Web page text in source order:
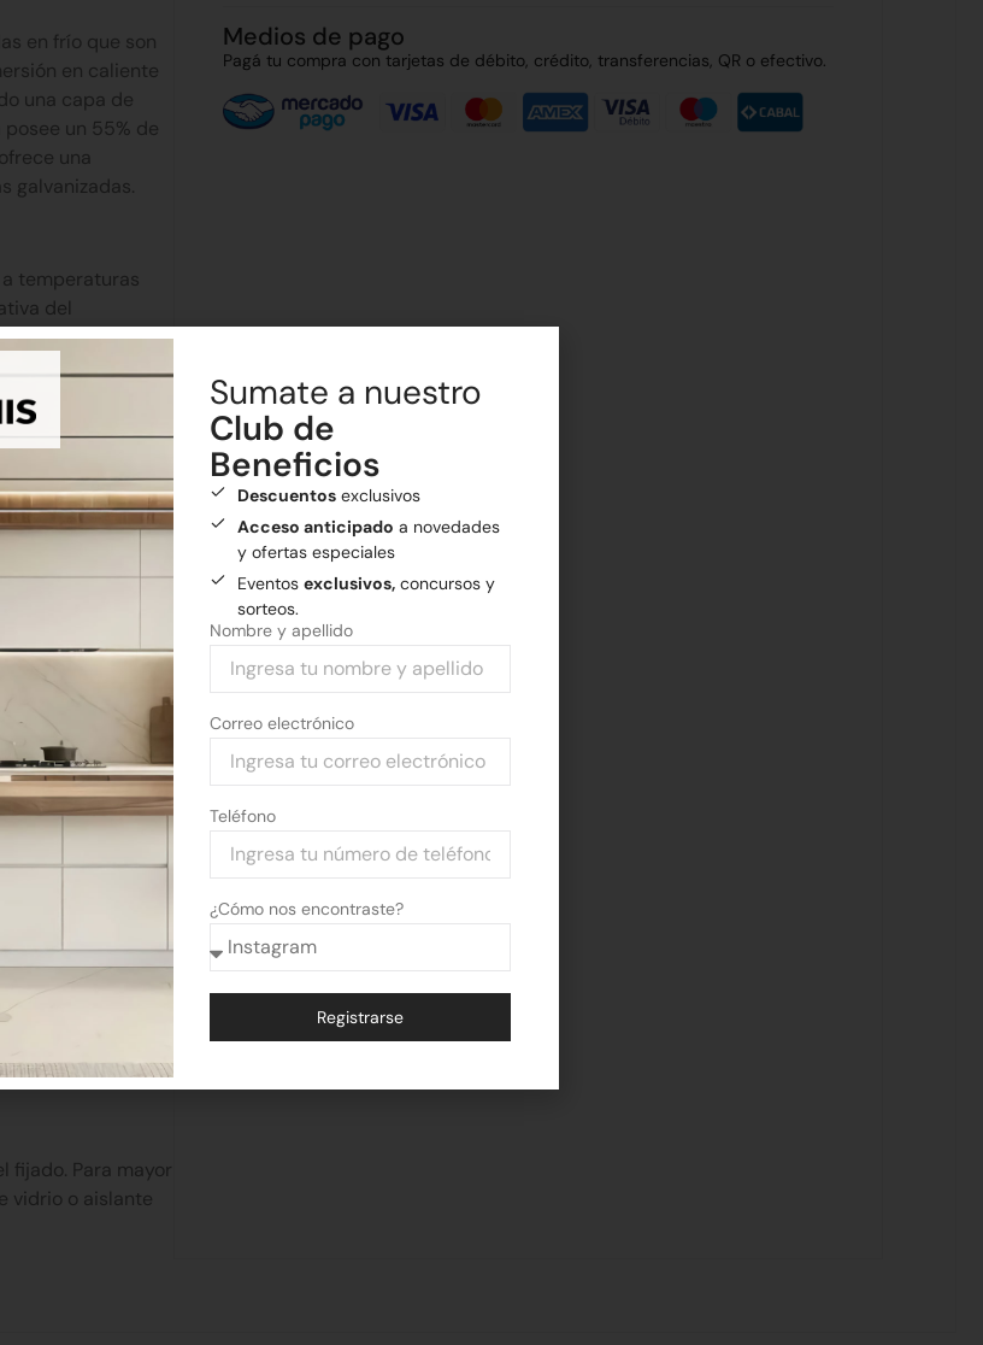
en frío que son
en caliente
una capa de
un 55% de
una
galvanizadas.
temperaturas
del
que significa que
más frescos.
efecto barrera y
característica
que la del
aluminio-zinc.
laterales y
por su elevado
Es la
construcciones
caras
/ 5,00 / 5,50 /
fijado. Para mayor
vidrio o aislante
Medios de pago
Pagá tu compra con tarjetas de débito, crédito, transferencias, QR o efectivo.
Sumate a nuestro
Club de
Beneficios
Descuentosexclusivos
Acceso anticipado a novedades
y ofertas especiales
Eventos exclusivos,concursos y
sorteos.
Nombre y apellido
Correo electrónico
Teléfono
¿Cómo nos encontraste?
Registrarse